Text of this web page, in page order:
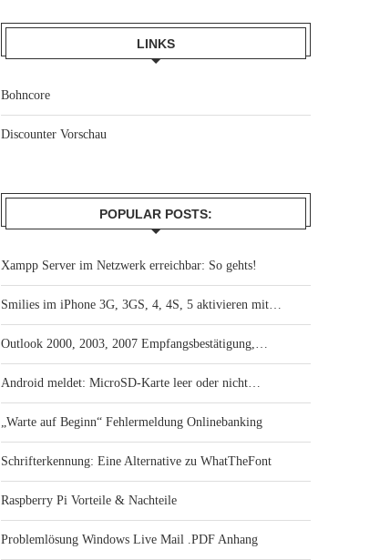
LINKS
Bohncore
Discounter Vorschau
POPULAR POSTS:
Xampp Server im Netzwerk erreichbar: So gehts!
Smilies im iPhone 3G, 3GS, 4, 4S, 5 aktivieren mit…
Outlook 2000, 2003, 2007 Empfangsbestätigung,…
Android meldet: MicroSD-Karte leer oder nicht…
„Warte auf Beginn“ Fehlermeldung Onlinebanking
Schrifterkennung: Eine Alternative zu WhatTheFont
Raspberry Pi Vorteile & Nachteile
Problemlösung Windows Live Mail .PDF Anhang